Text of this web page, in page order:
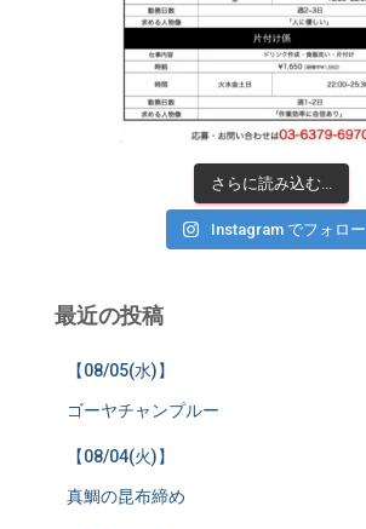
さらに読み込む...
Instagram でフォロー
最近の投稿
【08/05(水)】
ゴーヤチャンプルー
【08/04(火)】
真鯛の昆布締め